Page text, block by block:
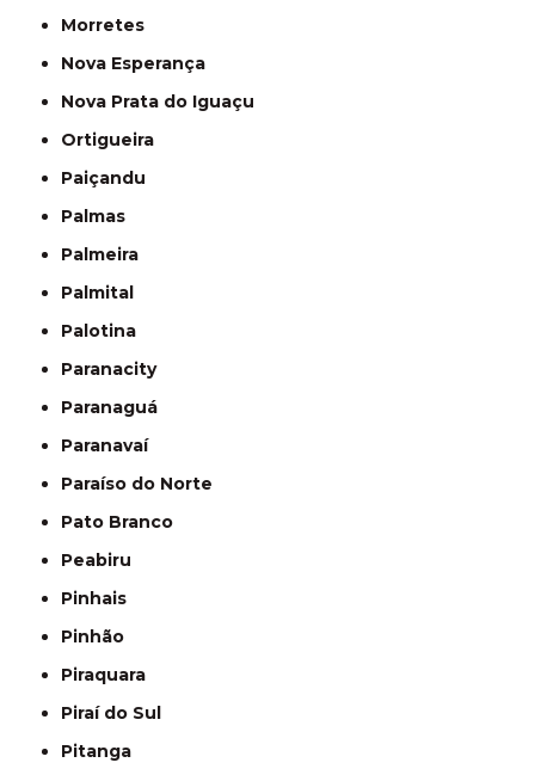
Morretes
Nova Esperança
Nova Prata do Iguaçu
Ortigueira
Paiçandu
Palmas
Palmeira
Palmital
Palotina
Paranacity
Paranaguá
Paranavaí
Paraíso do Norte
Pato Branco
Peabiru
Pinhais
Pinhão
Piraquara
Piraí do Sul
Pitanga